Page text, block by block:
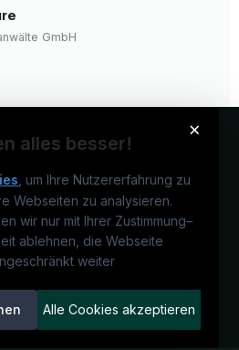
GmbH
×
alles besser!
, um Ihre Nutzererfahrung zu
Webseiten zu analysieren.
wir nur mit Ihrer Zustimmung–
ablehnen, die Webseite
weiter
Alle Cookies akzeptieren